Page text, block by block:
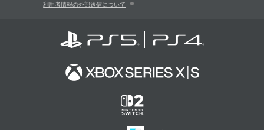
利用者情報の外部送信について